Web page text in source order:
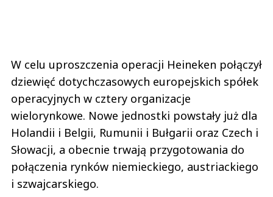
W celu uproszczenia operacji Heineken połączył
dziewięć dotychczasowych europejskich spółek
operacyjnych w cztery organizacje
wielorynkowe. Nowe jednostki powstały już dla
Holandii i Belgii, Rumunii i Bułgarii oraz Czech i
Słowacji, a obecnie trwają przygotowania do
połączenia rynków niemieckiego, austriackiego
i szwajcarskiego.